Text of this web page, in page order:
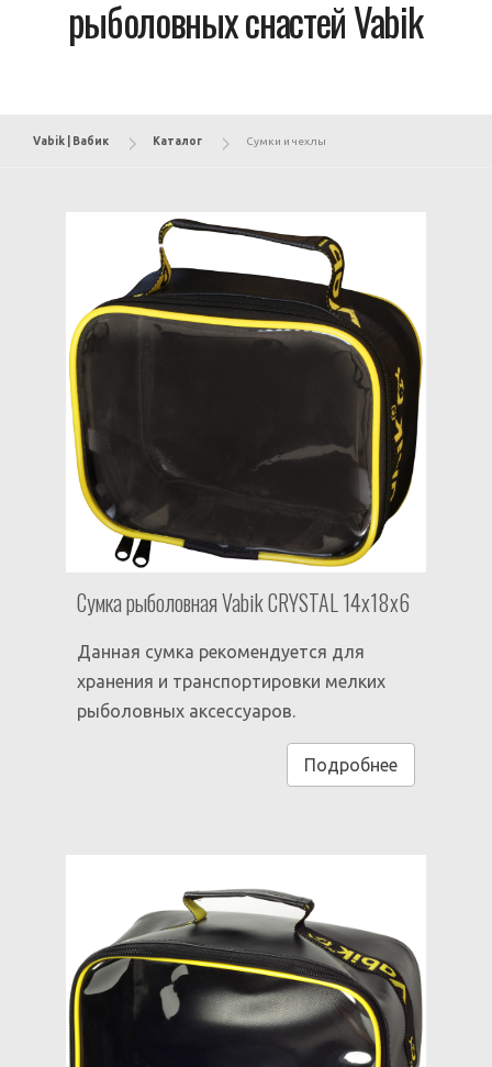
рыболовных снастей Vabik
Vabik | Вабик Каталог Сумки и чехлы
Сумка рыболовная Vabik CRYSTAL 14x18x6
Данная сумка рекомендуется для
хранения и транспортировки мелких
рыболовных аксессуаров.
Подробнее